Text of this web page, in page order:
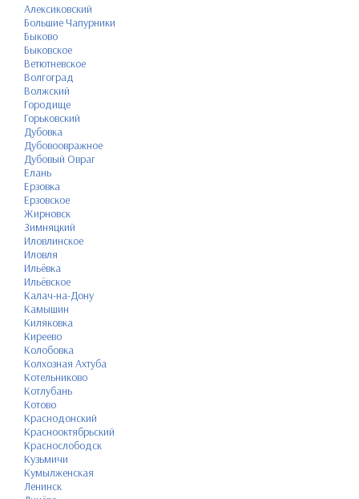
Алексиковский
Большие Чапурники
Быково
Быковское
Ветютневское
Волгоград
Волжский
Городище
Горьковский
Дубовка
Дубовоовражное
Дубовый Овраг
Елань
Ерзовка
Ерзовское
Жирновск
Зимняцкий
Иловлинское
Иловля
Ильёвка
Ильёвское
Калач-на-Дону
Камышин
Киляковка
Киреево
Колобовка
Колхозная Ахтуба
Котельниково
Котлубань
Котово
Краснодонский
Краснооктябрьский
Краснослободск
Кузьмичи
Кумылженская
Ленинск